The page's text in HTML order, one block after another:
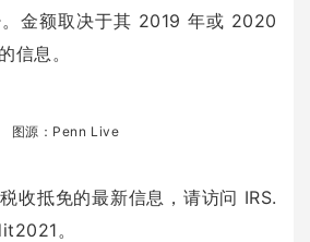
金额取决于其 2019 年或 2020
信息。
图源：Penn Live
收抵免的最新信息，请访问 IRS.
。